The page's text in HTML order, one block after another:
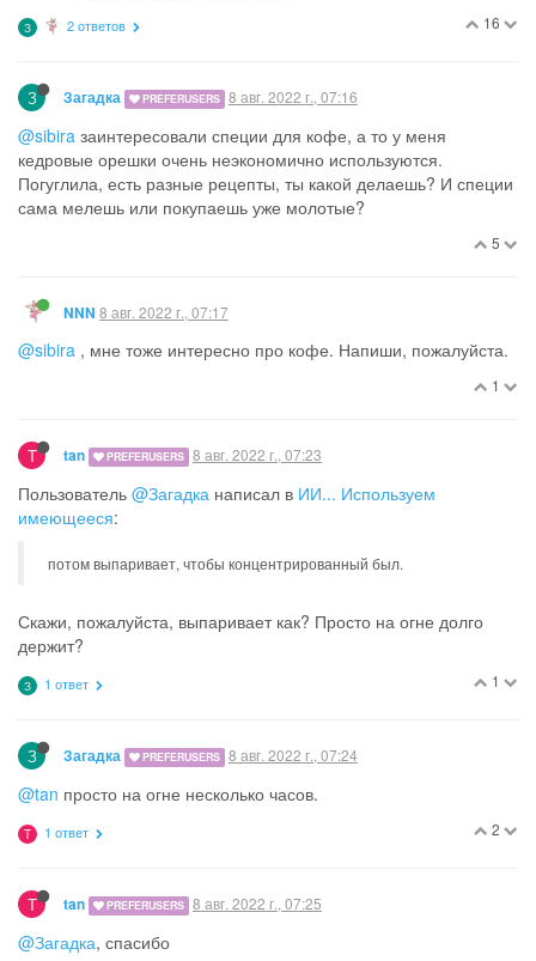
16
З 2 ответов
З Загадка PREFERUSERS 8 авг. 2022 г., 07:16
@sibira заинтересовали специи для кофе, а то у меня
кедровые орешки очень неэкономично используются.
Погуглила, есть разные рецепты, ты какой делаешь? И специи
сама мелешь или покупаешь уже молотые?
5
NNN 8 авг. 2022 г., 07:17
@sibira , мне тоже интересно про кофе. Напиши, пожалуйста.
1
T tan PREFERUSERS 8 авг. 2022 г., 07:23
Пользователь @Загадка написал в ИИ... Используем
имеющееся:
потом выпаривает, чтобы концентрированный был.
Скажи, пожалуйста, выпаривает как? Просто на огне долго
держит?
1
З 1 ответ
З Загадка PREFERUSERS 8 авг. 2022 г., 07:24
@tan просто на огне несколько часов.
2
T 1 ответ
T tan PREFERUSERS 8 авг. 2022 г., 07:25
@Загадка, спасибо